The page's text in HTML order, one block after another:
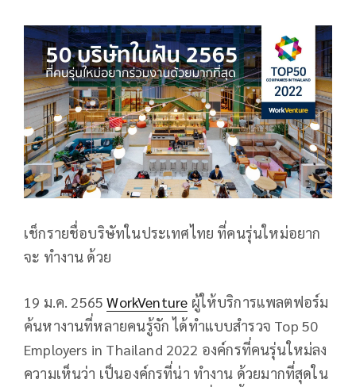
เช็กรายชื่อบริษัทในประเทศไทย ที่คนรุ่นใหม่อยาก
จะ ทำงาน ด้วย
19 ม.ค. 2565WorkVenture ผู้ให้บริการแพลตฟอร์ม
ค้นหางานที่หลายคนรู้จัก ได้ทำแบบสำรวจ Top 50
Employers in Thailand 2022 องค์กรที่คนรุ่นใหม่ลง
ความเห็นว่า เป็นองค์กรที่น่า ทำงาน ด้วยมากที่สุดใน